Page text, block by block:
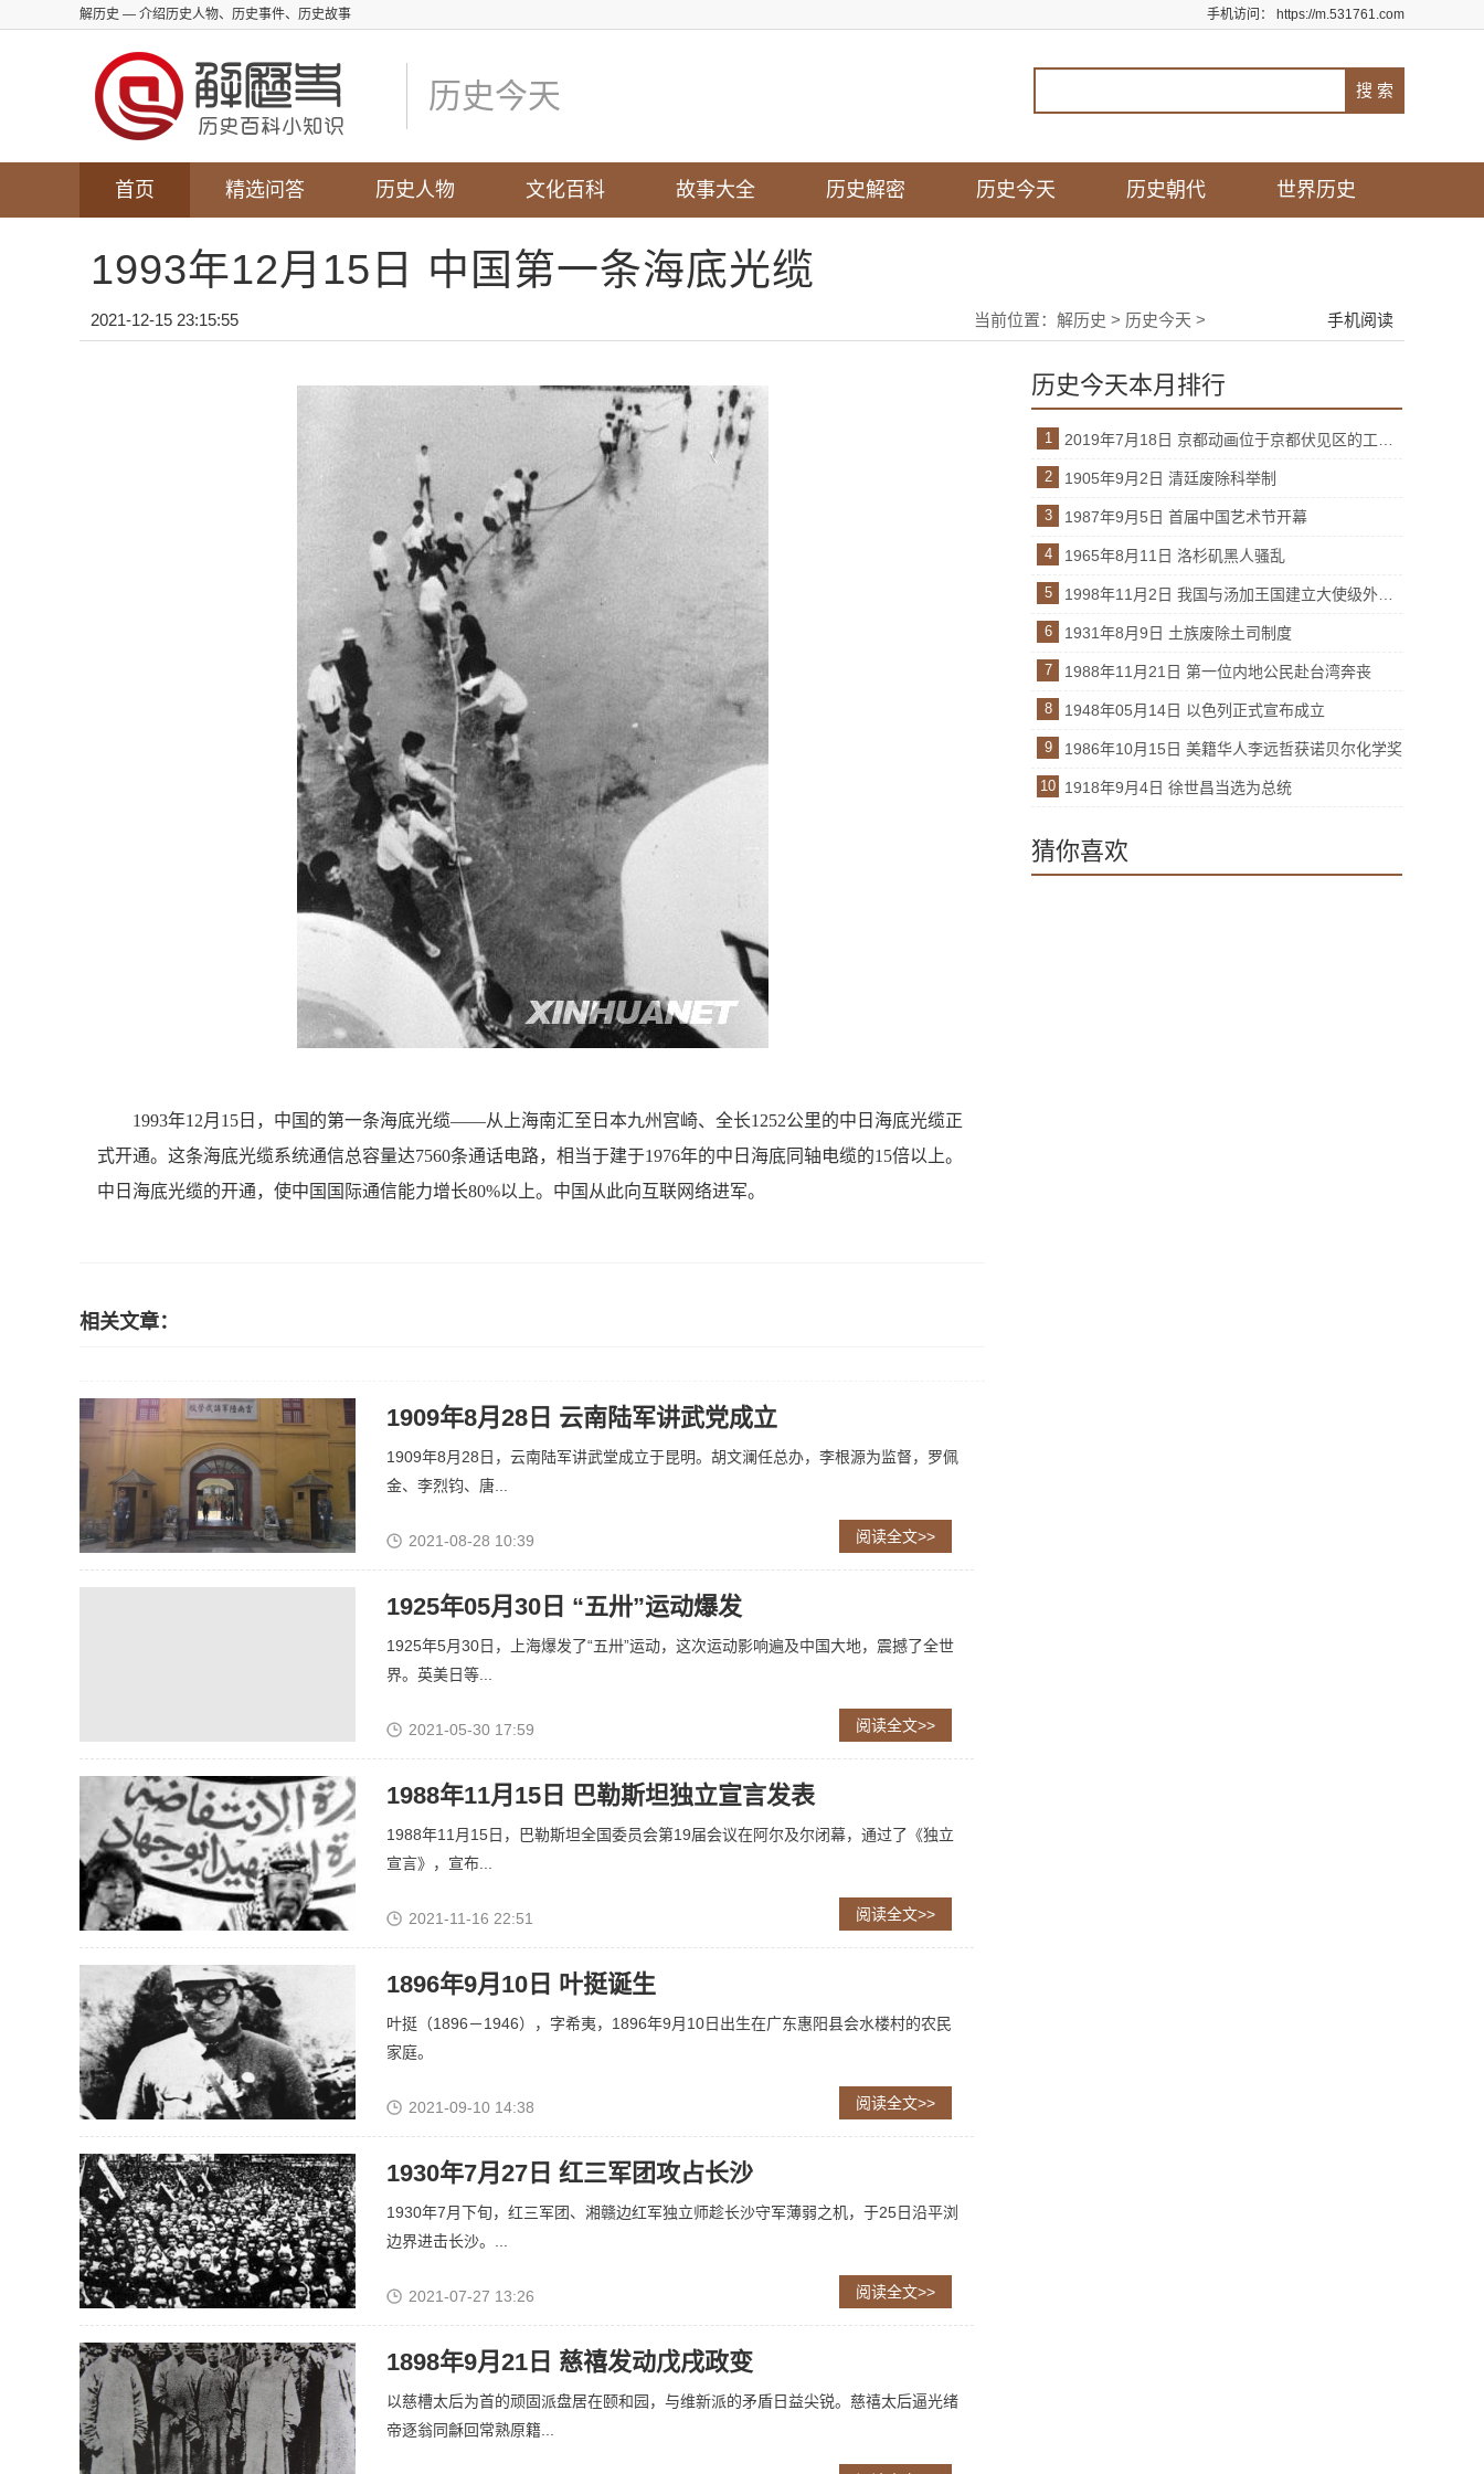
解历史 — 介绍历史人物、历史事件、历史故事 手机访问： https://m.531761.com
历史今天
首页 精选问答 历史人物 文化百科 故事大全 历史解密 历史今天 历史朝代 世界历史
1993年12月15日 中国第一条海底光缆
2021-12-15 23:15:55 当前位置： 解历史 > 历史今天 > 手机阅读
1993年12月15日，中国的第一条海底光缆——从上海南汇至日本九州宫崎、全长1252公里的中日海底光缆正
式开通。这条海底光缆系统通信总容量达7560条通话电路，相当于建于1976年的中日海底同轴电缆的15倍以上。
中日海底光缆的开通，使中国国际通信能力增长80%以上。中国从此向互联网络进军。
相关文章：
1909年8月28日 云南陆军讲武党成立
1909年8月28日，云南陆军讲武堂成立于昆明。胡文澜任总办，李根源为监督，罗佩
金、李烈钧、唐...
2021-08-28 10:39 阅读全文>>
1925年05月30日 “五卅”运动爆发
1925年5月30日，上海爆发了“五卅”运动，这次运动影响遍及中国大地，震撼了全世
界。英美日等...
2021-05-30 17:59 阅读全文>>
1988年11月15日 巴勒斯坦独立宣言发表
1988年11月15日，巴勒斯坦全国委员会第19届会议在阿尔及尔闭幕，通过了《独立
宣言》，宣布...
2021-11-16 22:51 阅读全文>>
1896年9月10日 叶挺诞生
叶挺（1896－1946），字希夷，1896年9月10日出生在广东惠阳县会水楼村的农民
家庭。
2021-09-10 14:38 阅读全文>>
1930年7月27日 红三军团攻占长沙
1930年7月下旬，红三军团、湘赣边红军独立师趁长沙守军薄弱之机，于25日沿平浏
边界进击长沙。...
2021-07-27 13:26 阅读全文>>
1898年9月21日 慈禧发动戊戌政变
以慈槽太后为首的顽固派盘居在颐和园，与维新派的矛盾日益尖锐。慈禧太后逼光绪
帝逐翁同龢回常熟原籍...
历史今天本月排行
1
2 1905年9月2日 清廷废除科举制
3 1987年9月5日 首届中国艺术节开幕
4 1965年8月11日 洛杉矶黑人骚乱
5
6 1931年8月9日 土族废除土司制度
7 1988年11月21日 第一位内地公民赴台湾奔丧
8 1948年05月14日 以色列正式宣布成立
9 1986年10月15日 美籍华人李远哲获诺贝尔化学奖
10 1918年9月4日 徐世昌当选为总统
猜你喜欢